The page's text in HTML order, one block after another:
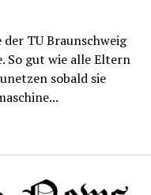
TU Braunschweig
So gut wie alle Eltern
sobald sie